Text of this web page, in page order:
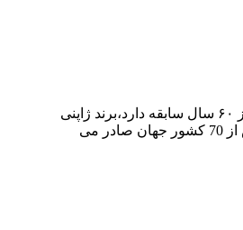
‎برند اکولاک برند مشهور ژاپنی یک برند بسیار قدیمی و‌ معتبر در صنعت تولید چمدان مسافرتی، کوله پشتی و ملزومات سفر است که در سال 1964 تاسیس شده و بیش از ۶۰ سال سابقه دارد،برند ژاپنی
ECHOLAC صاحب رتبه اول در اسیا و رتبه سوم در جهان به دلیل کیفیت ممتاز و طراحی برتر در تولید انواع چمدان مسافرتی است.محصولات این برند با کیفیت به بیش از 70 کشور جهان صادر می